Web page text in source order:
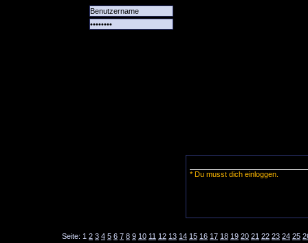
* Du musst dich einloggen.
Seite: 1 2 3 4 5 6 7 8 9 10 11 12 13 14 15 16 17 18 19 20 21 22 23 24 25